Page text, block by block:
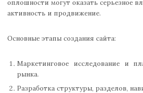
оплошности могут оказать серьезное
активность и продвижение.
Основные этапы создания сайта:
Маркетинговое исследование и
рынка.
Разработка структуры, разделов,